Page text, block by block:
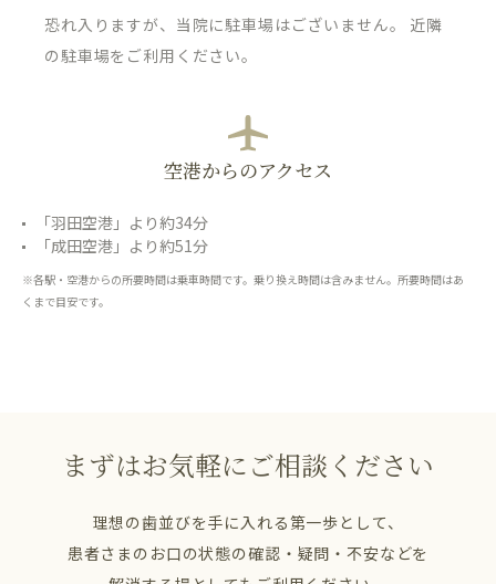
恐れ入りますが、当院に駐車場はございません。 近隣
の駐車場をご利用ください。
空港からのアクセス
「羽田空港」より約34分
「成田空港」より約51分
※各駅・空港からの所要時間は乗車時間です。乗り換え時間は含みません。所要時間はあ
くまで目安です。
まずはお気軽にご相談ください
理想の歯並びを手に入れる第一歩として、
患者さまのお口の状態の確認・疑問・不安などを